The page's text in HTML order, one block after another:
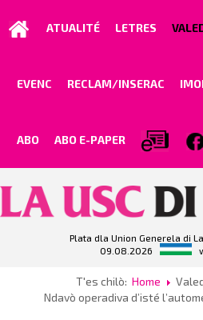
ATUALITÉ LETRES
EVENC RECLAM/INSERAC
ABO ABO E-PAPER
Plata dla Union Generela di
09.08.2026
T'es chilò: Home
Ndavò operadiva d’isté